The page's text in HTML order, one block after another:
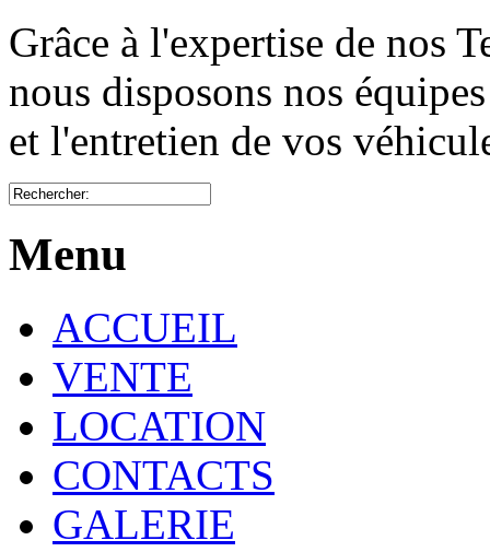
Grâce à l'expertise de nos
nous disposons nos
et l'entretien de vos
Menu
ACCUEIL
VENTE
LOCATION
CONTACTS
GALERIE